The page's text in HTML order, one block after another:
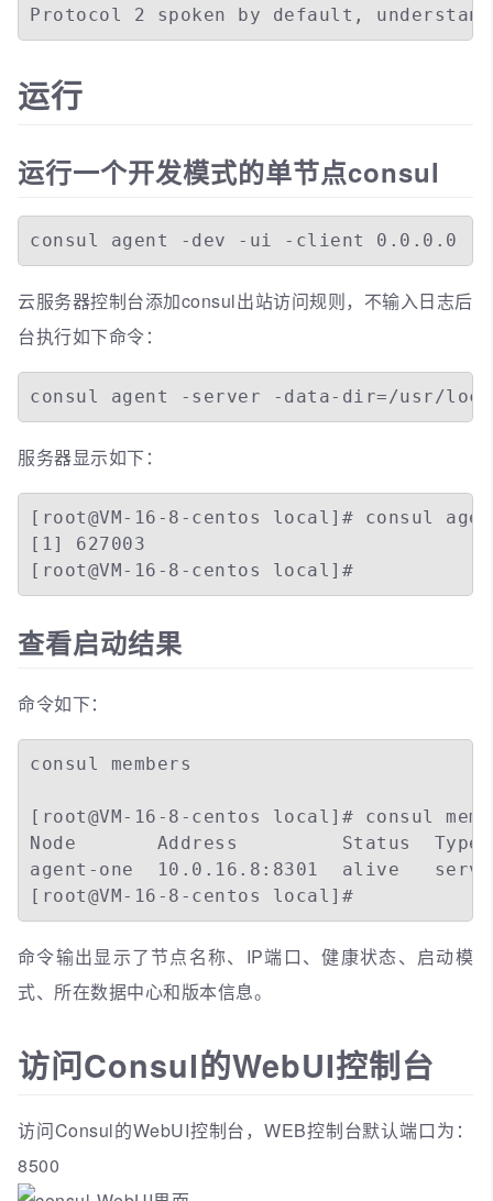
运行
运行一个开发模式的单节点consul
consul agent -dev -ui -client 0.0.0.0
云服务器控制台添加consul出站访问规则，不输入日志后
台执行如下命令：
consul agent -server -data-dir=/usr/
服务器显示如下：
[root@VM-16-8-centos local]# consul
[1] 627003
[root@VM-16-8-centos local]#
查看启动结果
命令如下：
consul members
[root@VM-16-8-centos local]# consul
Node       Address         Status  Type
agent-one  10.0.16.8:8301  alive
[root@VM-16-8-centos local]#
命令输出显示了节点名称、IP端口、健康状态、启动模
式、所在数据中心和版本信息。
访问Consul的WebUI控制台
访问Consul的WebUI控制台，WEB控制台默认端口为：
8500